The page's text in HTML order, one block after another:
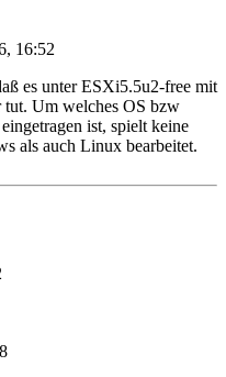
16:52
es unter ESXi5.5u2-free mit
Um welches OS bzw
ist, spielt keine
als auch Linux bearbeitet.